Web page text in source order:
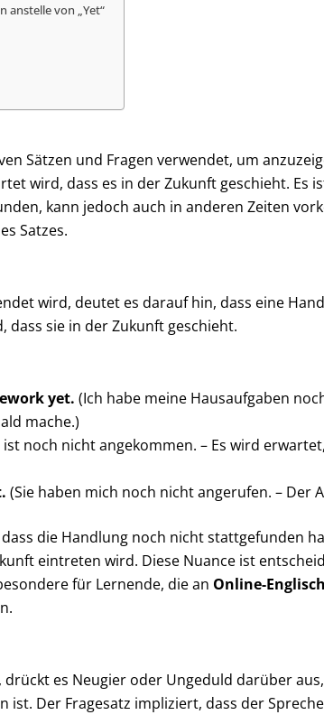
anstelle von „Yet“
Sätzen und Fragen verwendet, um
wird, dass es in der Zukunft geschieht. Es
kann jedoch auch in anderen Zeiten
Satzes.
wird, deutet es darauf hin, dass eine
sie in der Zukunft geschieht.
yet. (Ich habe meine Hausaufgaben
mache.)
ist noch nicht angekommen. – Es wird
(Sie haben mich noch nicht angerufen. – Der
die Handlung noch nicht stattgefunden
eintreten wird. Diese Nuance ist
für Lernende, die an Online-
es Neugier oder Ungeduld darüber
Der Fragesatz impliziert, dass der